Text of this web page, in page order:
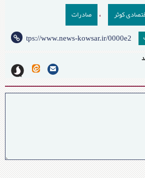
کوثر ، صادرات